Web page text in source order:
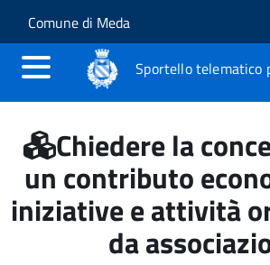
Salta al contenuto principale
Skip to site navigation
Comune di Meda
Sportello telematico
Chiedere la
un contributo
iniziative e attività
da